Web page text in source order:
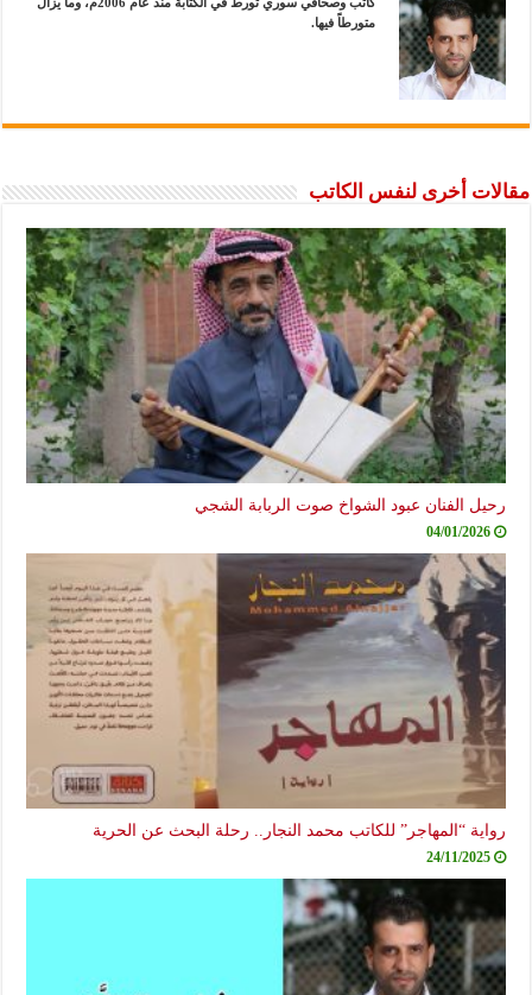
كاتب وصحافي سوري تورط في الكتابة منذ عام 2006م، وما يزال
متورطاً فيها.
مقالات أخرى لنفس الكاتب
رحيل الفنان عبود الشواخ صوت الربابة الشجي
04/01/2026
رواية “المهاجر” للكاتب محمد النجار.. رحلة البحث عن الحرية
24/11/2025